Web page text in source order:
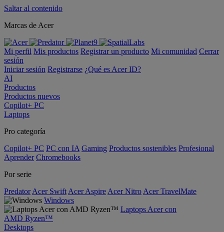
Saltar al contenido
Marcas de Acer
Mi perfil Mis productos Registrar un producto Mi comunidad Cerrar
sesión
Iniciar sesión Registrarse ¿Qué es Acer ID?
AI
Productos
Productos nuevos
Copilot+ PC
Laptops
Pro categoría
Copilot+ PC PC con IA Gaming Productos sostenibles Profesional
Aprender Chromebooks
Por serie
Predator Acer Swift Acer Aspire Acer Nitro Acer TravelMate
Windows
Laptops Acer con
AMD Ryzen™
Desktops